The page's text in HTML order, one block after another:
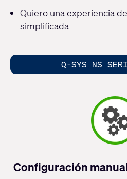
Quiero una experiencia
simplificada
Q-SYS NS
Configuración